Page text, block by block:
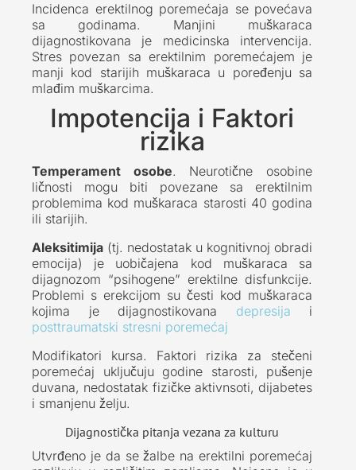
Incidenca erektilnog poremećaja se povećava
sa godinama. Manjini muškaraca
dijagnostikovana je medicinska intervencija.
Stres povezan sa erektilnim poremećajem je
manji kod starijih muškaraca u poređenju sa
mlađim muškarcima.
Impotencija i Faktori
rizika
Temperament osobe. Neurotične osobine
ličnosti mogu biti povezane sa erektilnim
problemima kod muškaraca starosti 40 godina
ili starijih.
Aleksitimija (tj. nedostatak u kognitivnoj obradi
emocija) je uobičajena kod muškaraca sa
dijagnozom “psihogene” erektilne disfunkcije.
Problemi s erekcijom su česti kod muškaraca
kojima je dijagnostikovana depresija i
posttraumatski stresni poremećaj
Modifikatori kursa. Faktori rizika za stečeni
poremećaj uključuju godine starosti, pušenje
duvana, nedostatak fizičke aktivnsoti, dijabetes
i smanjenu želju.
Dijagnostička pitanja vezana za kulturu
Utvrđeno je da se žalbe na erektilni poremećaj